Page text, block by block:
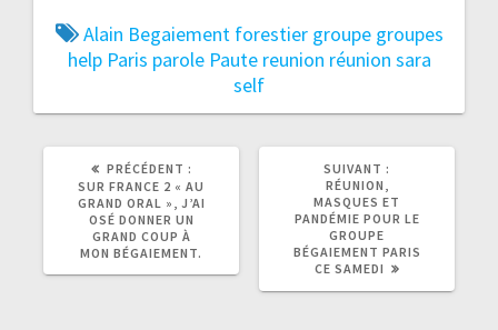
Alain Begaiement forestier groupe groupes
help Paris parole Paute reunion réunion sara
self
PRÉCÉDENT :
PRÉCÉDENT
:
SUR FRANCE 2 « AU
GRAND ORAL », J’AI
OSÉ DONNER UN
GRAND COUP À
MON BÉGAIEMENT.
SUIVANT :
:
RÉUNION,
MASQUES ET
PANDÉMIE POUR LE
GROUPE
BÉGAIEMENT PARIS
CE SAMEDI